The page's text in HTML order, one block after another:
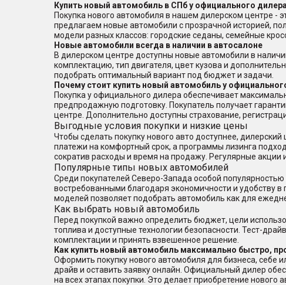
Купить новый автомобиль в СПб у официального дилера
Покупка нового автомобиля в нашем дилерском центре -
предлагаем новые автомобили с прозрачной историей,
модели разных классов: городские седаны, семейные
Новые автомобили всегда в наличии в автосалоне
В дилерском центре доступны новые автомобили в
комплектацию, тип двигателя, цвет кузова и
подобрать оптимальный вариант под бюджет и задачи.
Почему стоит купить новый автомобиль у
Покупка у официального дилера обеспечивает
предпродажную подготовку. Покупатель получает
центре. Дополнительно доступны страхование,
Выгодные условия покупки и низкие цены
Чтобы сделать покупку нового авто доступнее,
платежи на комфортный срок, а программы лизинга
сократив расходы и время на продажу. Регулярные
Популярные типы новых автомобилей
Среди покупателей Северо-Запада особой
востребованными благодаря экономичности и удобству
моделей позволяет подобрать автомобиль как для
Как выбрать новый автомобиль
Перед покупкой важно определить бюджет, цели
топлива и доступные технологии безопасности. Тест-
комплектации и принять взвешенное решение.
Как купить новый автомобиль максимально быстро,
Оформить покупку нового автомобиля для бизнеса, себе
драйв и оставить заявку онлайн. Официальный дилер
на всех этапах покупки. Это делает приобретение